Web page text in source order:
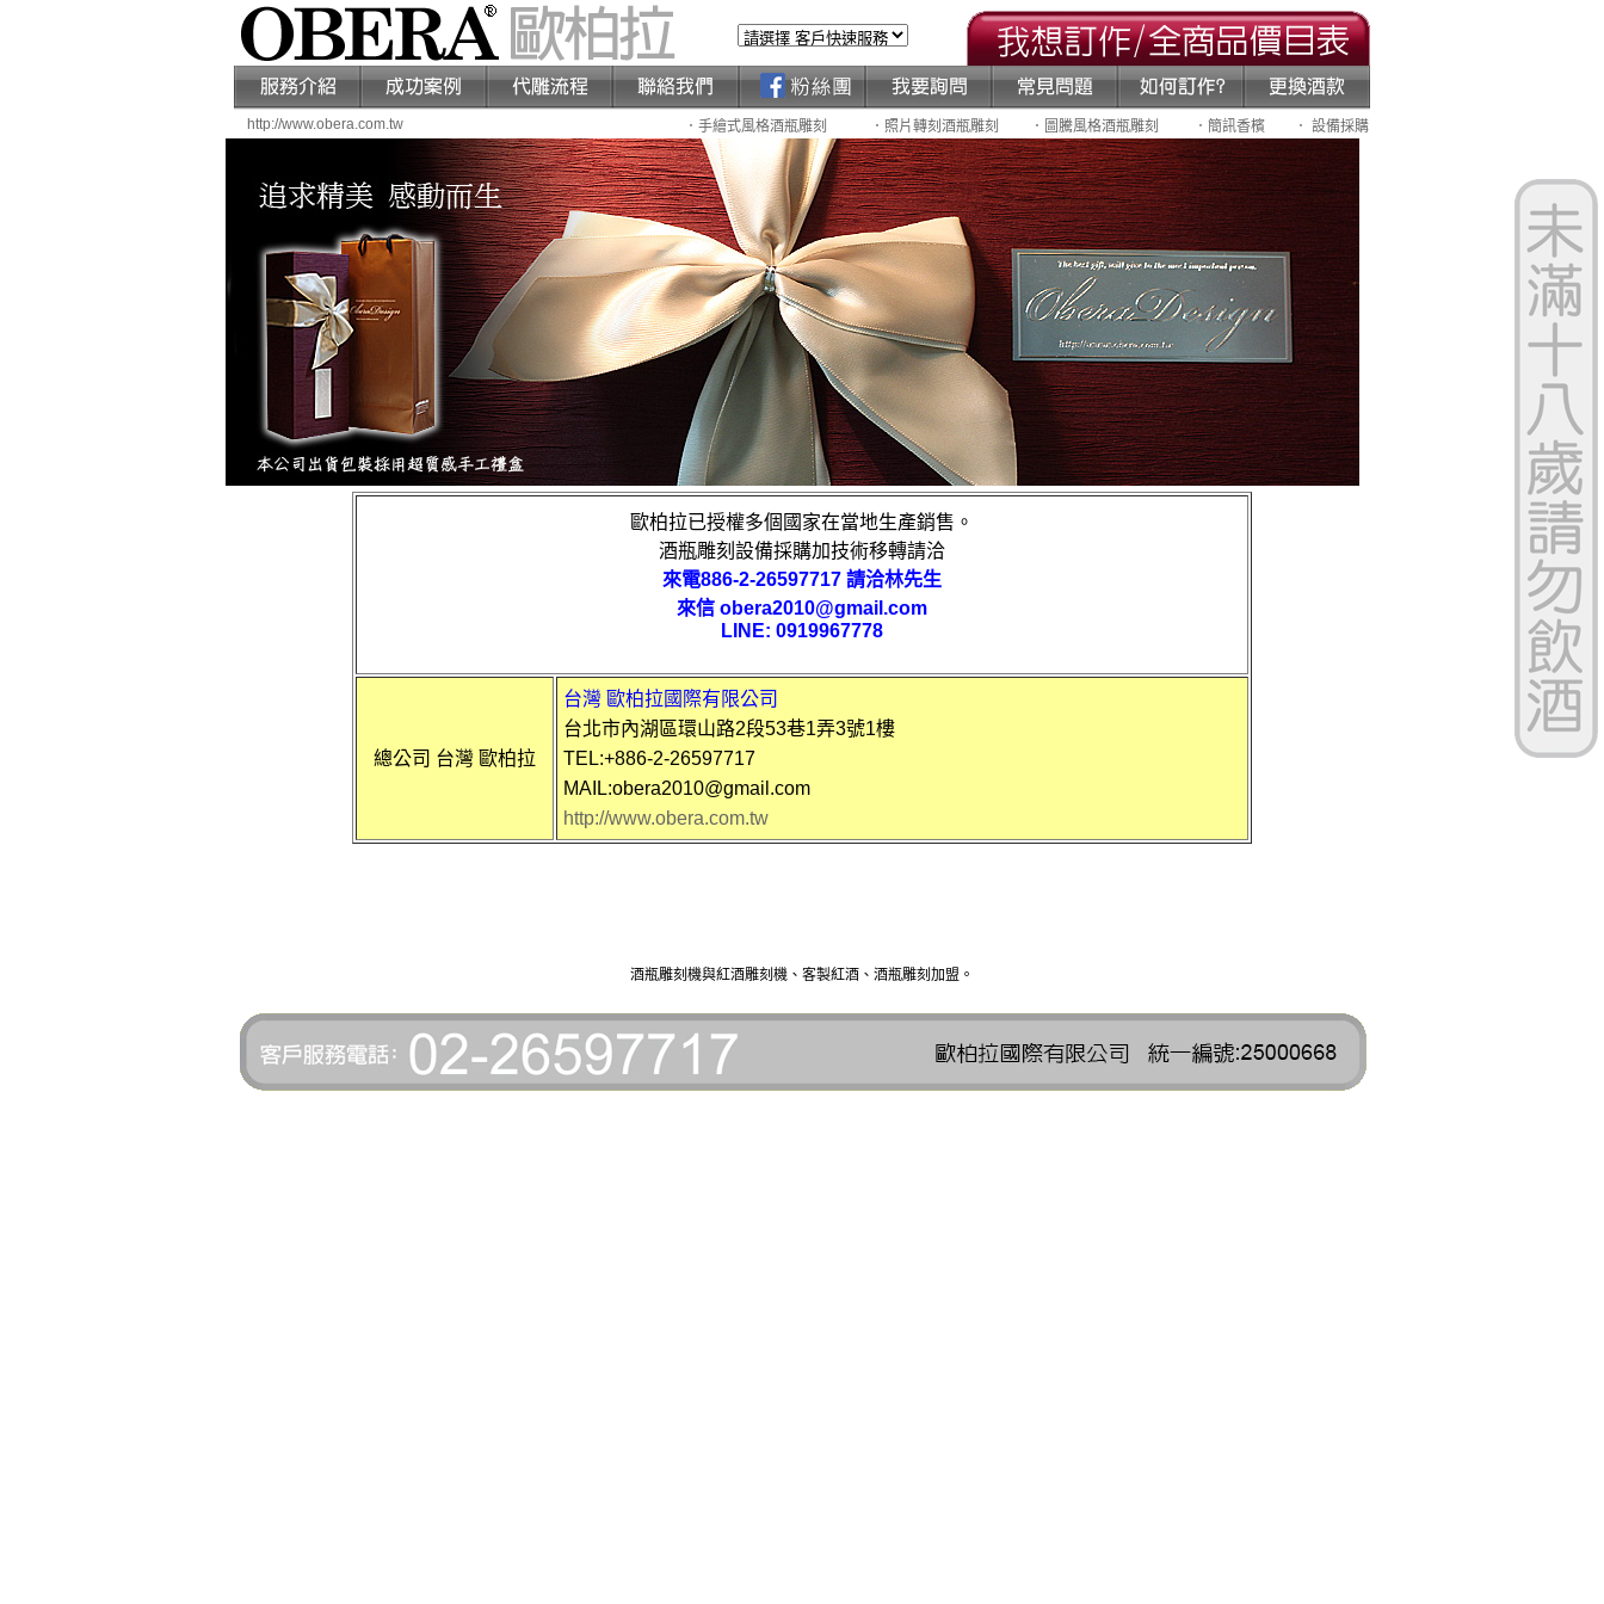
http://www.obera.com.tw ．手繪式風格酒瓶雕刻 ．照片轉刻酒瓶雕刻 ．圖騰風格酒瓶雕刻 ．簡訊香檳 ． 設備採購
歐柏拉已授權多個國家在當地生產銷售。
酒瓶雕刻設備採購加技術移轉請洽
來電886-2-26597717 請洽林先生
來信 obera2010@gmail.com
LINE: 0919967778
總公司 台灣 歐柏拉
台灣 歐柏拉國際有限公司
台北市內湖區環山路2段53巷1弄3號1樓
TEL:+886-2-26597717
MAIL:obera2010@gmail.com
http://www.obera.com.tw
酒瓶雕刻機與紅酒雕刻機、客製紅酒、酒瓶雕刻加盟。